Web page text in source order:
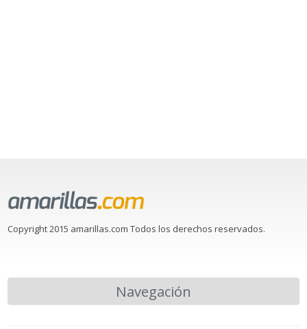
Copyright 2015 amarillas.com Todos los derechos reservados.
Navegación